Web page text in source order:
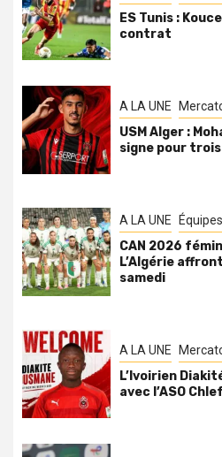
ES Tunis :
contrat
A LA UNE
USM Alger :
signe pour
A LA UNE
CAN 2026
L’Algérie
samedi
A LA UNE
L’Ivoirien
avec l’ASO